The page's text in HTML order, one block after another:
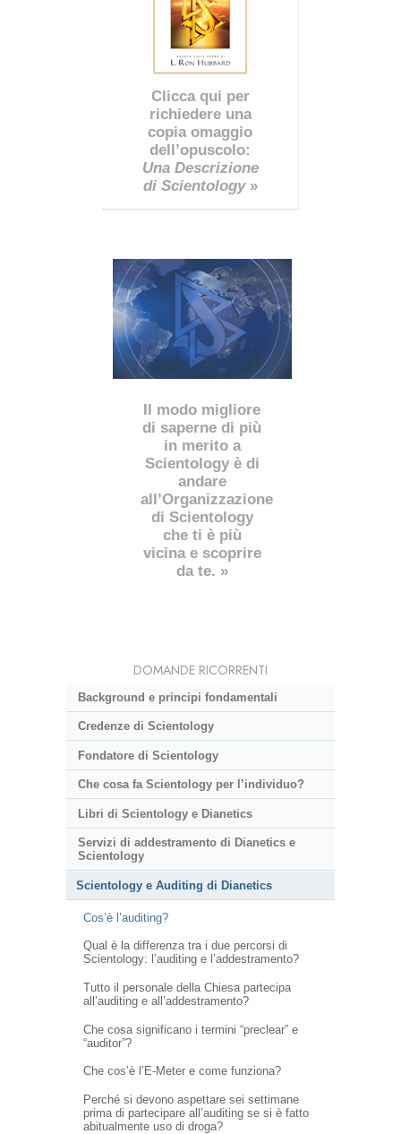
Clicca qui per
richiedere una
copia omaggio
dell’opuscolo:
Una Descrizione
di Scientology»
Il modo migliore
di saperne di più
in merito a
Scientology è di
andare
all’Organizzazione
di Scientology
che ti è più
vicina e scoprire
da te. »
DOMANDE RICORRENTI
Background e principi fondamentali
Credenze di Scientology
Fondatore di Scientology
Che cosa fa Scientology per l’individuo?
Libri di Scientology e Dianetics
Servizi di addestramento di Dianetics e
Scientology
Scientology e Auditing di Dianetics
Cos’è l’auditing?
Qual è la differenza tra i due percorsi di
Scientology: l’auditing e l’addestramento?
Tutto il personale della Chiesa partecipa
all’auditing e all’addestramento?
Che cosa significano i termini “preclear” e
“auditor”?
Che cos’è l’E-Meter e come funziona?
Perché si devono aspettare sei settimane
prima di partecipare all’auditing se si è fatto
abitualmente uso di droga?